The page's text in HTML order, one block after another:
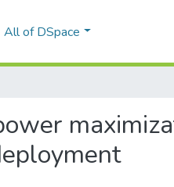
All of DSpace